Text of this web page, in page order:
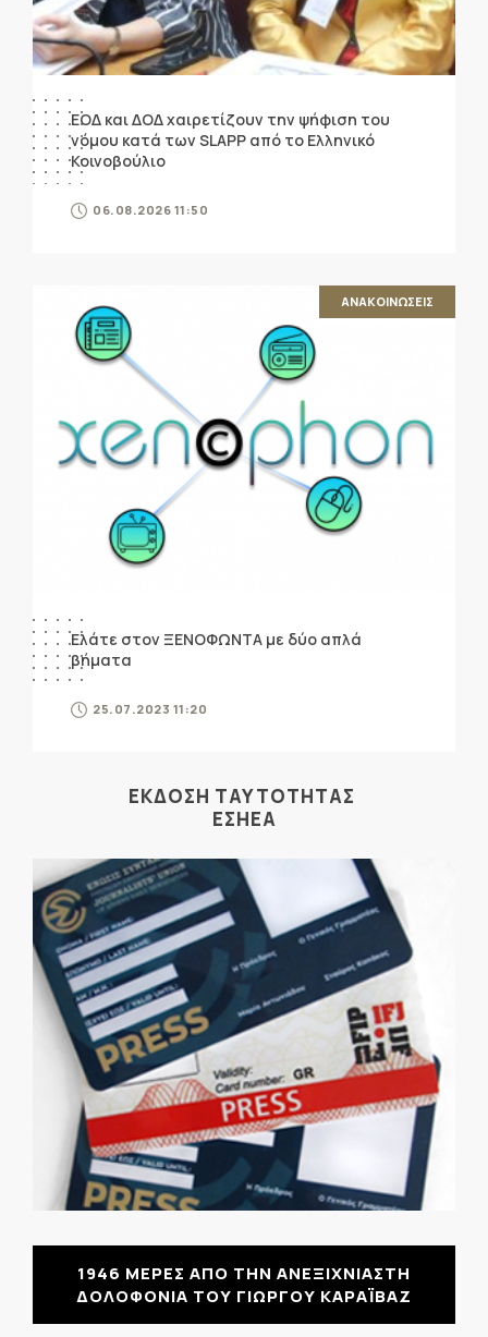
ΕΟΔ και ΔΟΔ χαιρετίζουν την ψήφιση του
νόμου κατά των SLAPP από το Ελληνικό
Κοινοβούλιο
06.08.2026 11:50
ΑΝΑΚΟΙΝΩΣΕΙΣ
Ελάτε στον ΞΕΝΟΦΩΝΤΑ με δύο απλά
βήματα
25.07.2023 11:20
ΕΚΔΟΣΗ ΤΑΥΤΟΤΗΤΑΣ
ΕΣΗΕΑ
1946 ΜΕΡΕΣ ΑΠΟ ΤΗΝ ΑΝΕΞΙΧΝΙΑΣΤΗ
ΔΟΛΟΦΟΝΙΑ ΤΟΥ ΓΙΩΡΓΟΥ ΚΑΡΑΪΒΑΖ